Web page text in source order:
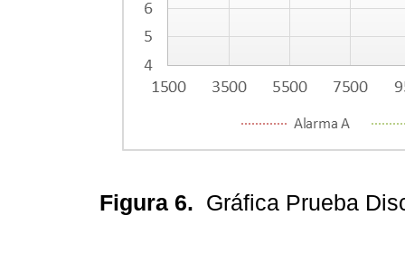
Figura 6. Gráfica Prueba